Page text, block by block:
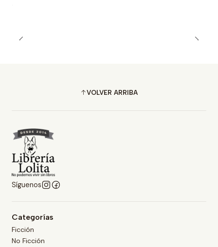
VOLVER ARRIBA
Síguenos
Categorías
Ficción
No Ficción